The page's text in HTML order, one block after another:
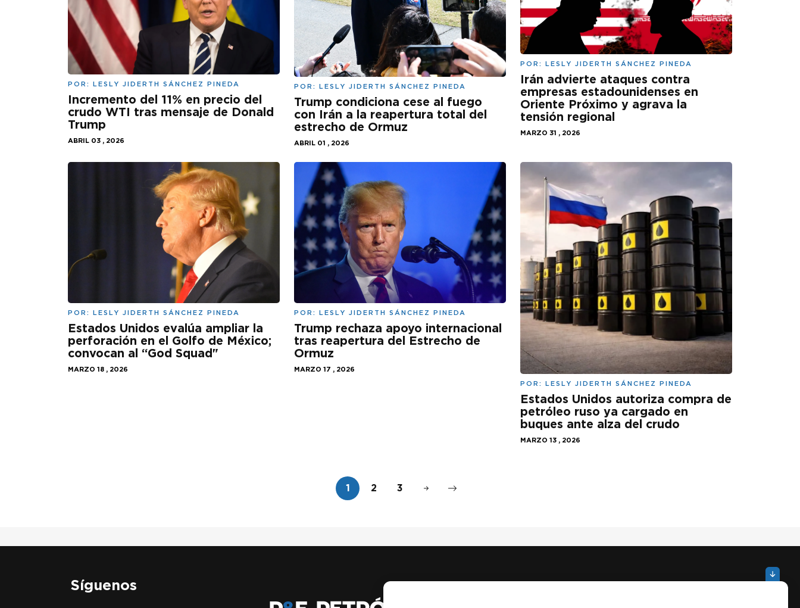
POR: LESLY JIDERTH SÁNCHEZ PINEDA
Incremento del 11% en precio del
crudo WTI tras mensaje de Donald
Trump
ABRIL 03 , 2026
POR: LESLY JIDERTH SÁNCHEZ PINEDA
Trump condiciona cese al fuego
con Irán a la reapertura total del
estrecho de Ormuz
ABRIL 01 , 2026
POR: LESLY JIDERTH SÁNCHEZ PINEDA
Irán advierte ataques contra
empresas estadounidenses en
Oriente Próximo y agrava la
tensión regional
MARZO 31 , 2026
POR: LESLY JIDERTH SÁNCHEZ PINEDA
Estados Unidos evalúa ampliar la
perforación en el Golfo de México;
convocan al “God Squad"
MARZO 18 , 2026
POR: LESLY JIDERTH SÁNCHEZ PINEDA
Trump rechaza apoyo internacional
tras reapertura del Estrecho de
Ormuz
MARZO 17 , 2026
POR: LESLY JIDERTH SÁNCHEZ PINEDA
Estados Unidos autoriza compra de
petróleo ruso ya cargado en
buques ante alza del crudo
MARZO 13 , 2026
1 2 3
Síguenos